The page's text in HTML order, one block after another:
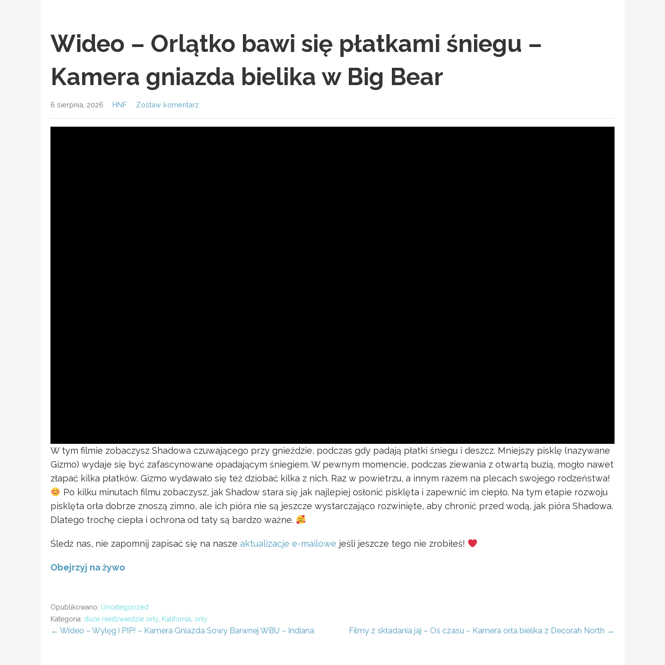
Wideo – Orlątko bawi się płatkami śniegu –
Kamera gniazda bielika w Big Bear
6 sierpnia, 2026 HNF Zostaw komentarz
W tym filmie zobaczysz Shadowa czuwającego przy gnieździe, podczas gdy padają płatki śniegu i deszcz. Mniejszy pisklę (nazywane
Gizmo) wydaje się być zafascynowane opadającym śniegiem. W pewnym momencie, podczas ziewania z otwartą buzią, mogło nawet
złapać kilka płatków. Gizmo wydawało się też dziobać kilka z nich. Raz w powietrzu, a innym razem na plecach swojego rodzeństwa!
Po kilku minutach filmu zobaczysz, jak Shadow stara się jak najlepiej osłonić pisklęta i zapewnić im ciepło. Na tym etapie rozwoju
pisklęta orła dobrze znoszą zimno, ale ich pióra nie są jeszcze wystarczająco rozwinięte, aby chronić przed wodą, jak pióra Shadowa.
Dlatego trochę ciepła i ochrona od taty są bardzo ważne.
Śledź nas, nie zapomnij zapisać się na nasze aktualizacje e-mailowe jeśli jeszcze tego nie zrobiłeś!
Obejrzyj na żywo
Opublikowano: Uncategorized
Kategoria: duże niedźwiedzie orły, Kalifornia, orły
Nawigacja
← Wideo – Wylęg i PIP! – Kamera Gniazda Sowy Barwnej WBU – Indiana Filmy z składania jaj – Oś czasu – Kamera orła bielika z Decorah North →